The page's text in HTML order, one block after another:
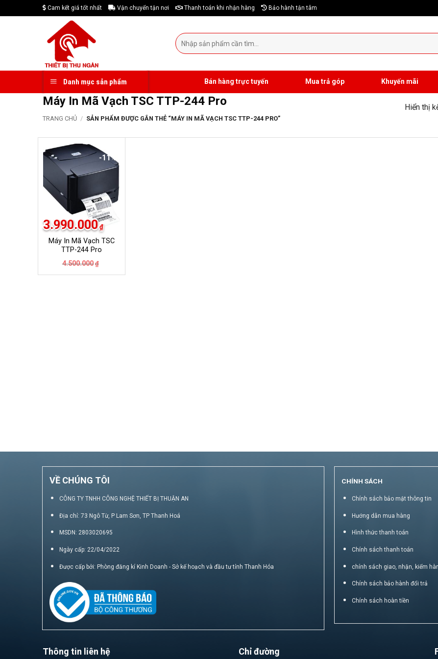
to
Cam kết giá tốt nhất Vận chuyển tận nơi Thanh toán khi nhận hàng Bảo hành tận tâm
Tìm
kiếm:
Danh mục sản phẩm Bán hàng trực tuyến Mua trả góp Khuyến mãi
Máy In Mã Vạch TSC TTP-244 Pro
TRANG CHỦ / SẢN PHẨM ĐƯỢC GẮN THẺ “MÁY IN MÃ VẠCH TSC TTP-244 PRO”
Hiển thị
-11%
Máy In Mã Vạch TSC
TTP-244 Pro
4.500.000 ₫
là:
3.990.000 ₫
tại
VỀ CHÚNG TÔI
CÔNG TY TNHH CÔNG NGHỆ THIẾT BỊ THUẬN AN
Địa chỉ: 73 Ngô Từ, P Lam Sơn, TP Thanh Hoá
MSDN: 2803020695
Ngày cấp: 22/04/2022
Được cấp bởi: Phòng đăng kí Kinh Doanh - Sở kế hoạch và đầu tư tỉnh Thanh Hóa
CHÍNH SÁCH
Chính sách bảo mật thông tin
Hướng dẫn mua hàng
Hình thức thanh toán
Chính sách thanh toán
chính sách giao, nhận, kiểm
Chính sách bảo hành đổi trả
Chính sách hoàn tiền
Thông tin liên hệ Chỉ đường